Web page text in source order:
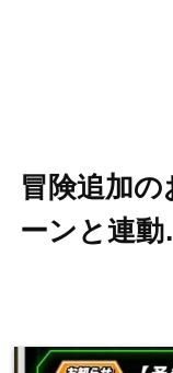
冒険追加
ーンと連